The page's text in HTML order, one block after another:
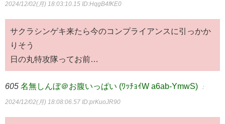
2024/12/02(月) 18:03:10.15 ID:HqgB4fKE0
サクラシンゲキ来たら今のコンプライアンスに引っかか
りそう
日の丸特攻隊ってお前…
605 名無しんぼ＠お腹いっぱい (ﾜｯﾁｮｲW a6ab-YmwS) ：
2024/12/02(月) 18:08:06.57 ID:prKuoJR90